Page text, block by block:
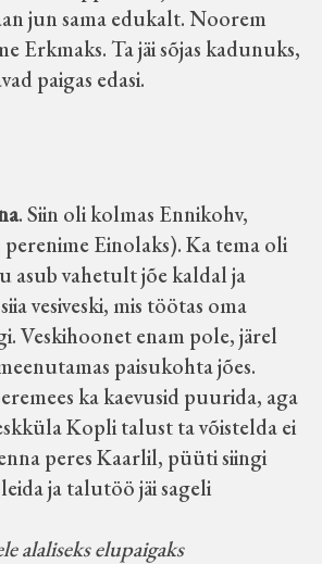
jun sama edukalt. Noorem
Erkmaks. Ta jäi sõjas kadunuks,
paigas edasi.
. Siin oli kolmas Ennikohv,
perenime Einolaks). Ka tema oli
asub vahetult jõe kaldal ja
vesiveski, mis töötas oma
Veskihoonet enam pole, järel
paisukohta jões.
ka kaevusid puurida, aga
Kopli talust ta võistelda ei
peres Kaarlil, püüti siingi
ja talutöö jäi sageli
alaliseks elupaigaks